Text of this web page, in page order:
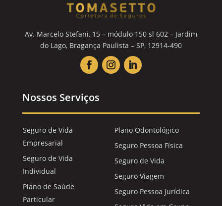
Av. Marcelo Stefani, 15 – módulo 150 sl 602 – Jardim
do Lago, Bragança Paulista – SP, 12914-490
Nossos Serviços
Seguro de Vida
Empresarial
Seguro de Vida
Individual
Plano de Saúde
Particular
Plano Odontológico
Seguro Pessoa Física
Seguro de Vida
Seguro Viagem
Seguro Pessoa Jurídica